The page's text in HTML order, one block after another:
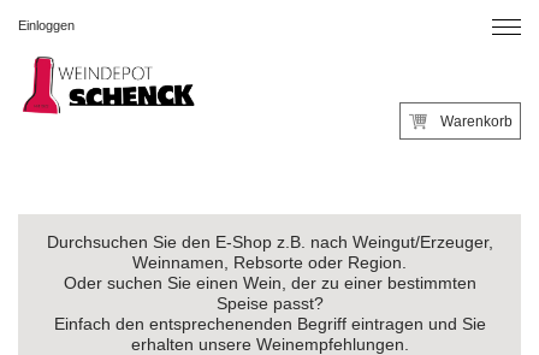
Einloggen
Warenkorb
Durchsuchen Sie den E-Shop z.B. nach Weingut/Erzeuger,
Weinnamen, Rebsorte oder Region.
Oder suchen Sie einen Wein, der zu einer bestimmten
Speise passt?
Einfach den entsprechenenden Begriff eintragen und Sie
erhalten unsere Weinempfehlungen.